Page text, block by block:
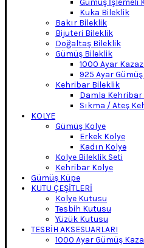
Gümüş İşlemeli
Kuka Bileklik
Bakır Bileklik
Bijuteri Bileklik
Doğaltaş Bileklik
Gümüş Bileklik
1000 Ayar
925 Ayar
Kehribar Bileklik
Damla
Sıkma / Ateş
KOLYE
Gümüş Kolye
Erkek Kolye
Kadın Kolye
Kolye Bileklik Seti
Kehribar Kolye
Gümüş Küpe
KUTU ÇEŞİTLERİ
Kolye Kutusu
Tesbih Kutusu
Yüzük Kutusu
TESBİH AKSESUARLARI
1000 Ayar Gümüş